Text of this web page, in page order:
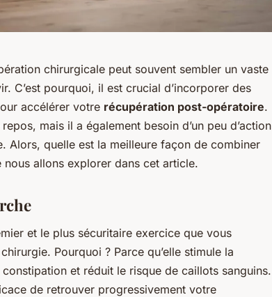
chirurgicale peut souvent sembler un vaste
C’est pourquoi, il est crucial d’incorporer des
accélérer votre récupération post-opératoire.
mais il a également besoin d’un peu d’action
Alors, quelle est la meilleure façon de combiner
nous allons explorer dans cet article.
et le plus sécuritaire exercice que vous
Pourquoi ? Parce qu’elle stimule la
et réduit le risque de caillots sanguins.
de retrouver progressivement votre